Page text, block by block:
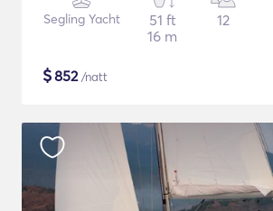
Segling Yacht
51 ft
16 m
12
$852/natt